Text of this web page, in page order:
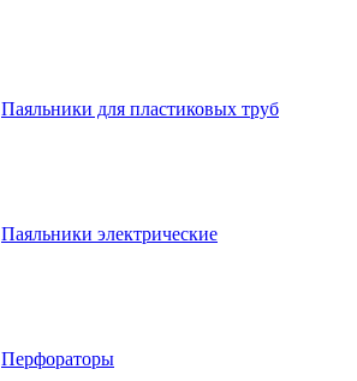
Паяльники для пластиковых труб
Паяльники электрические
Перфораторы